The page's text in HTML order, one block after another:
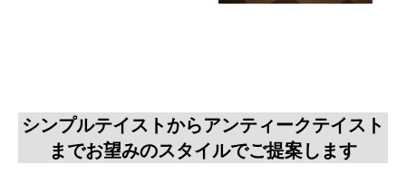
シンプルテイストからアンティークテイスト
までお望みのスタイルでご提案します